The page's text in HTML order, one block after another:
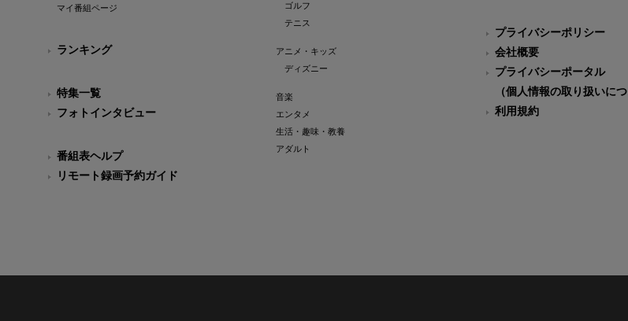
マイ番組ページ
ランキング
特集一覧
フォトインタビュー
番組表ヘルプ
リモート録画予約ガイド
ゴルフ
テニス
アニメ・キッズ
ディズニー
音楽
エンタメ
生活・趣味・教養
アダルト
プライバシーポリシー
会社概要
プライバシーポータル
（個人情報の取り扱いにつ
利用規約